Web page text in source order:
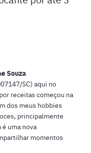
Souza
SC) aqui no
receitas começou na
dos meus hobbies
principalmente
uma nova
momentos